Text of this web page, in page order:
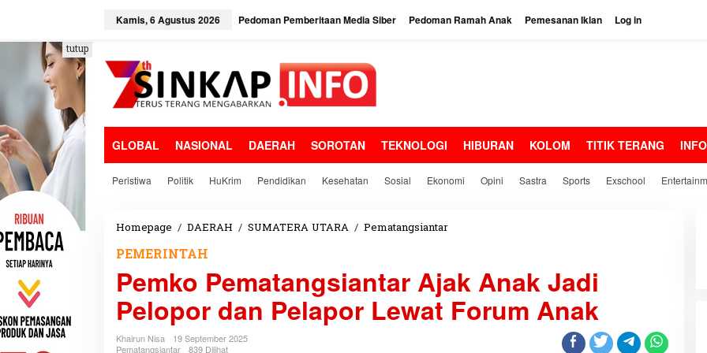
e
k
o
n
t
e
n
Kamis, 6 Agustus 2026 Pedoman Pemberitaan Media Siber Pedoman Ramah Anak Pemesanan Iklan Log in
GLOBAL NASIONAL DAERAH SOROTAN TEKNOLOGI HIBURAN KOLOM TITIK TERANG
Peristiwa Politik HuKrim Pendidikan Kesehatan Sosial Ekonomi Opini Sastra Sports Exschool
tutup
Homepage / DAERAH / SUMATERA UTARA / Pematangsiantar
o
P
PEMERINTAH
Pemko Pematangsiantar Ajak Anak Jadi
Pelopor dan Pelapor Lewat Forum Anak
Khairun Nisa
19 September 2025
Pematangsiantar
839 Dilihat